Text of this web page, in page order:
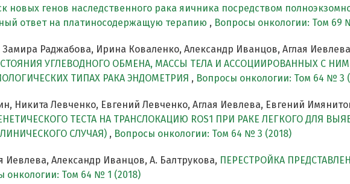
новых генов наследственного рака яичника посредством
ответ на платиносодержащую терапию , Вопросы онкологии: Том 69
Раджабова, Ирина Коваленко, Александр Иванцов, Аглая
УГЛЕВОДНОГО ОБМЕНА, МАССЫ ТЕЛА И АССОЦИИРОВАННЫХ С
ТИПАХ РАКА ЭНДОМЕТРИЯ , Вопросы онкологии: Том 64 № 3
Никита Левченко, Евгений Левченко, Аглая Иевлева, Евгений
ТЕСТА НА ТРАНСЛОКАЦИЮ ROS1 ПРИ РАКЕ ЛЕГКОГО ДЛЯ
СЛУЧАЯ) , Вопросы онкологии: Том 64 № 3 (2018)
Александр Иванцов, А. Балтрукова, ПЕРЕСТРОЙКА
онкологии: Том 64 № 1 (2018)